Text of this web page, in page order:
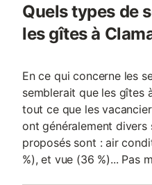
Quels types de
les gîtes à
En ce qui concerne les
semblerait que les gîtes
tout ce que les
ont généralement divers
proposés sont : air
%), et vue (36 %)... Pas